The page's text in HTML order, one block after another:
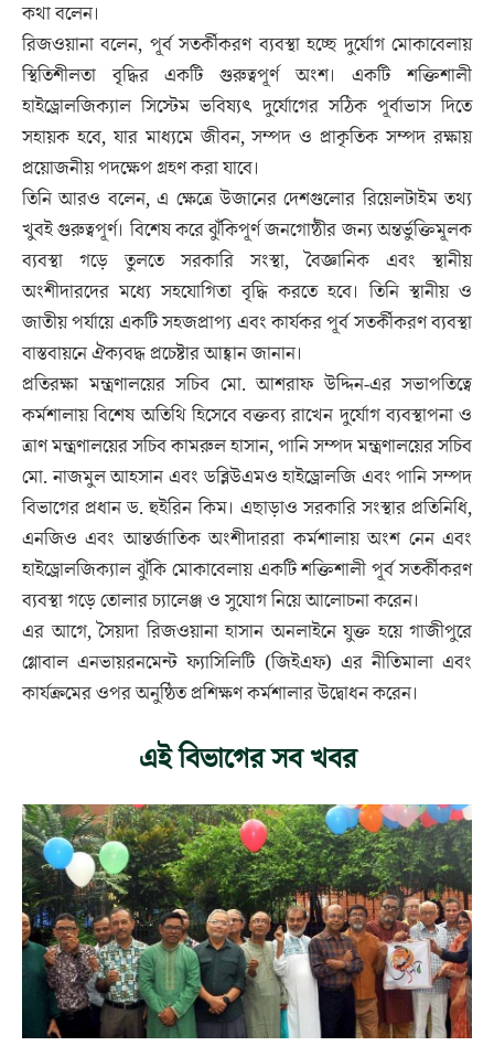
কথা বলেন।
রিজওয়ানা বলেন, পূর্ব সতর্কীকরণ ব্যবস্থা হচ্ছে দুর্যোগ মোকাবেলায়
স্থিতিশীলতা বৃদ্ধির একটি গুরুত্বপূর্ণ অংশ। একটি শক্তিশালী
হাইড্রোলজিক্যাল সিস্টেম ভবিষ্যৎ দুর্যোগের সঠিক পূর্বাভাস দিতে
সহায়ক হবে, যার মাধ্যমে জীবন, সম্পদ ও প্রাকৃতিক সম্পদ রক্ষায়
প্রয়োজনীয় পদক্ষেপ গ্রহণ করা যাবে।
তিনি আরও বলেন, এ ক্ষেত্রে উজানের দেশগুলোর রিয়েলটাইম তথ্য
খুবই গুরুত্বপূর্ণ। বিশেষ করে ঝুঁকিপূর্ণ জনগোষ্ঠীর জন্য অন্তর্ভুক্তিমূলক
ব্যবস্থা গড়ে তুলতে সরকারি সংস্থা, বৈজ্ঞানিক এবং স্থানীয়
অংশীদারদের মধ্যে সহযোগিতা বৃদ্ধি করতে হবে। তিনি স্থানীয় ও
জাতীয় পর্যায়ে একটি সহজপ্রাপ্য এবং কার্যকর পূর্ব সতর্কীকরণ ব্যবস্থা
বাস্তবায়নে ঐক্যবদ্ধ প্রচেষ্টার আহ্বান জানান।
প্রতিরক্ষা মন্ত্রণালয়ের সচিব মো. আশরাফ উদ্দিন-এর সভাপতিত্বে
কর্মশালায় বিশেষ অতিথি হিসেবে বক্তব্য রাখেন দুর্যোগ ব্যবস্থাপনা ও
ত্রাণ মন্ত্রণালয়ের সচিব কামরুল হাসান, পানি সম্পদ মন্ত্রণালয়ের সচিব
মো. নাজমুল আহসান এবং ডব্লিউএমও হাইড্রোলজি এবং পানি সম্পদ
বিভাগের প্রধান ড. হুইরিন কিম। এছাড়াও সরকারি সংস্থার প্রতিনিধি,
এনজিও এবং আন্তর্জাতিক অংশীদাররা কর্মশালায় অংশ নেন এবং
হাইড্রোলজিক্যাল ঝুঁকি মোকাবেলায় একটি শক্তিশালী পূর্ব সতর্কীকরণ
ব্যবস্থা গড়ে তোলার চ্যালেঞ্জ ও সুযোগ নিয়ে আলোচনা করেন।
এর আগে, সৈয়দা রিজওয়ানা হাসান অনলাইনে যুক্ত হয়ে গাজীপুরে
গ্লোবাল এনভায়রনমেন্ট ফ্যাসিলিটি (জিইএফ) এর নীতিমালা এবং
কার্যক্রমের ওপর অনুষ্ঠিত প্রশিক্ষণ কর্মশালার উদ্বোধন করেন।
এই বিভাগের সব খবর